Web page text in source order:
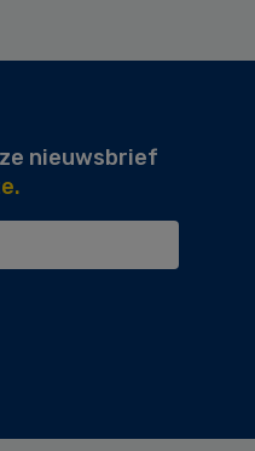
nieuwsbrief